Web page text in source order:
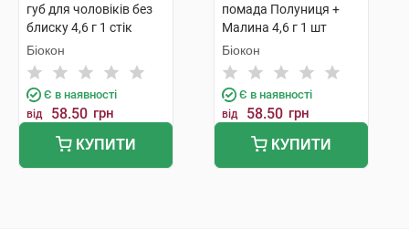
губ для чоловіків без
блиску 4,6 г 1 стік
Біокон
Є в наявності
від 58.50 грн
КУПИТИ
помада Полуниця +
Малина 4,6 г 1 шт
Біокон
Є в наявності
від 58.50 грн
КУПИТИ